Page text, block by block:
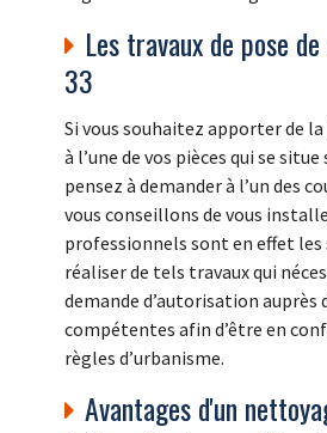
Les travaux de pose
33
Si vous souhaitez apporter de
à l’une de vos pièces qui se
pensez à demander à l’un des
vous conseillons de vous
professionnels sont en effet les
réaliser de tels travaux qui
demande d’autorisation auprès
compétentes afin d’être en
règles d’urbanisme.
Avantages d'un